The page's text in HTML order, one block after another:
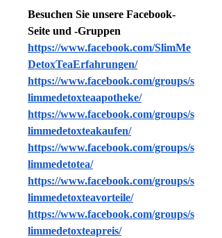
Besuchen Sie unsere Facebook-
Seite und -Gruppen
https://www.facebook.com/SlimMe
DetoxTeaErfahrungen/
https://www.facebook.com/groups/s
limmedetoxteaapotheke/
https://www.facebook.com/groups/s
limmedetoxteakaufen/
https://www.facebook.com/groups/s
limmedetotea/
https://www.facebook.com/groups/s
limmedetoxteavorteile/
https://www.facebook.com/groups/s
limmedetoxteapreis/